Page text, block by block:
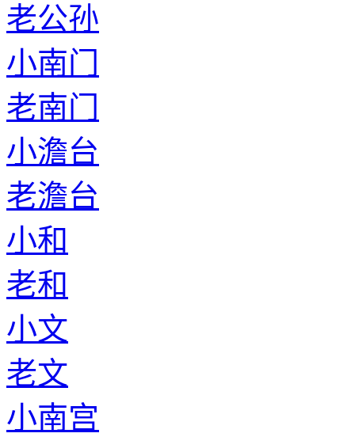
老公孙
小南门
老南门
小澹台
老澹台
小和
老和
小文
老文
小南宫